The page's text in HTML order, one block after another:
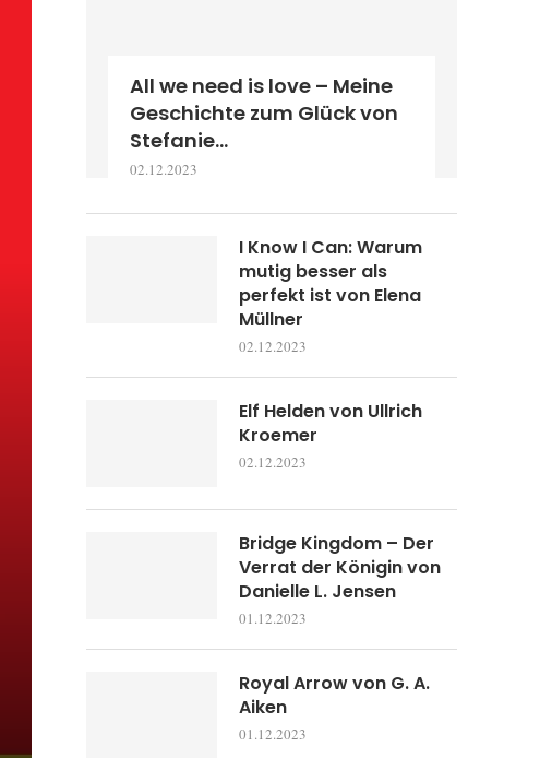
All we need is love – Meine
Geschichte zum Glück von
Stefanie...
02.12.2023
I Know I Can: Warum
mutig besser als
perfekt ist von Elena
Müllner
02.12.2023
Elf Helden von Ullrich
Kroemer
02.12.2023
Bridge Kingdom – Der
Verrat der Königin von
Danielle L. Jensen
01.12.2023
Royal Arrow von G. A.
Aiken
01.12.2023